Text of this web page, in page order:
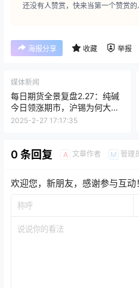
还没有人赞赏，快来当第一个赞赏的
海报分享 收藏 举报
媒体新闻
每日期货全景复盘2.27：纯碱
今日领涨期市，沪锡为何大幅
下跌？
2025-2-27 17:17:35
0 条回复 A 文章作者 M 管理
欢迎您，新朋友，感谢参与互动！